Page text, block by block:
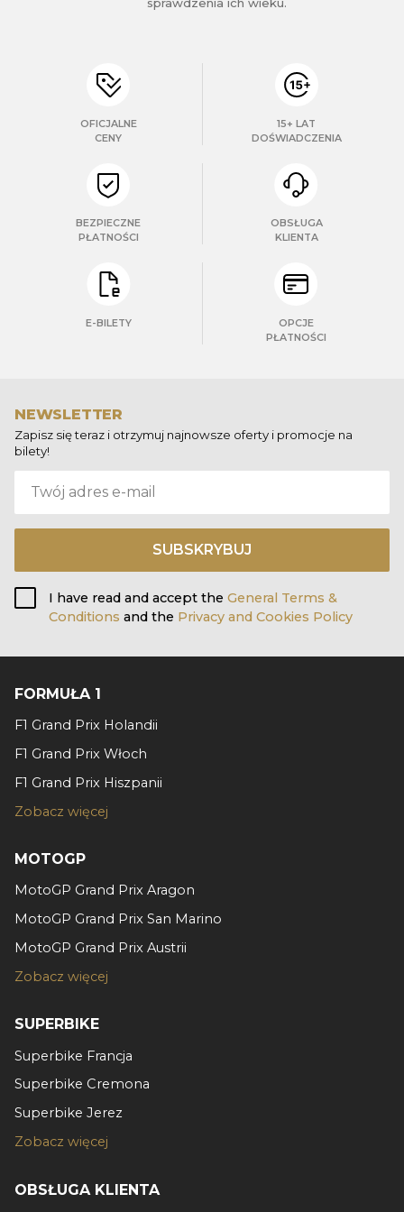
OFICJALNE
CENY
15+ LAT
DOŚWIADCZENIA
BEZPIECZNE
PŁATNOŚCI
OBSŁUGA
KLIENTA
E-BILETY
OPCJE
PŁATNOŚCI
NEWSLETTER
Zapisz się teraz i otrzymuj najnowsze oferty i promocje na
bilety!
SUBSKRYBUJ
I have read and accept the General Terms &
Conditions and the Privacy and Cookies Policy
FORMUŁA 1
F1 Grand Prix Holandii
F1 Grand Prix Włoch
F1 Grand Prix Hiszpanii
Zobacz więcej
MOTOGP
MotoGP Grand Prix Aragon
MotoGP Grand Prix San Marino
MotoGP Grand Prix Austrii
Zobacz więcej
SUPERBIKE
Superbike Francja
Superbike Cremona
Superbike Jerez
Zobacz więcej
OBSŁUGA KLIENTA